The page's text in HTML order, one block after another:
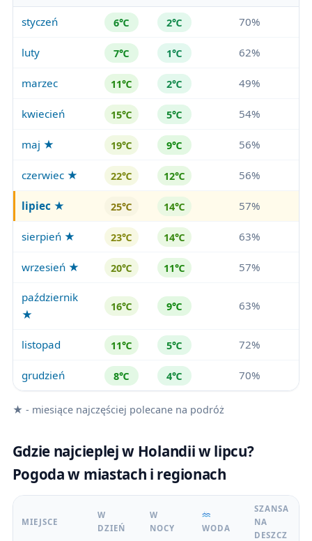
styczeń 6℃ 2℃ 70%
luty 7℃ 1℃ 62%
marzec 11℃ 2℃ 49%
kwiecień 15℃ 5℃ 54%
maj ★ 19℃ 9℃ 56%
czerwiec ★ 22℃ 12℃ 56%
lipiec ★ 25℃ 14℃ 57%
sierpień ★ 23℃ 14℃ 63%
wrzesień ★ 20℃ 11℃ 57%
październik
★
16℃ 9℃ 63%
listopad 11℃ 5℃ 72%
grudzień 8℃ 4℃ 70%
★ - miesiące najczęściej polecane na podróż
Gdzie najcieplej w Holandii w lipcu?
Pogoda w miastach i regionach
MIEJSCE
W
DZIEŃ
W
NOCY
WODA
SZANSA
NA
DESZCZ